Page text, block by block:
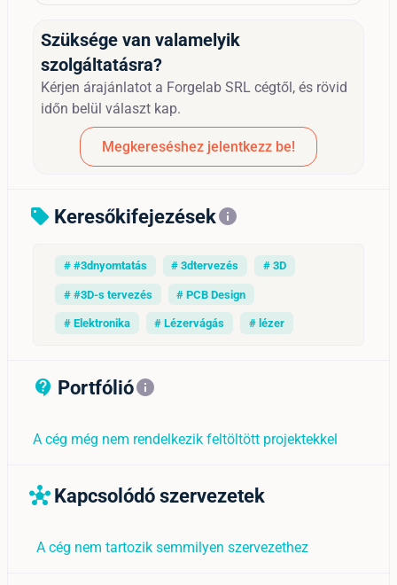
Szüksége van valamelyik
szolgáltatásra?
Kérjen árajánlatot a Forgelab SRL cégtől, és rövid
időn belül választ kap.
Megkereséshez jelentkezz be!
sell Keresőkifejezésekinfo
# #3dnyomtatás # 3dtervezés # 3D
# #3D-s tervezés # PCB Design
# Elektronika # Lézervágás # lézer
contact_support_outline
Portfólióinfo
A cég még nem rendelkezik feltöltött projektekkel
hub Kapcsolódó szervezetek
A cég nem tartozik semmilyen szervezethez